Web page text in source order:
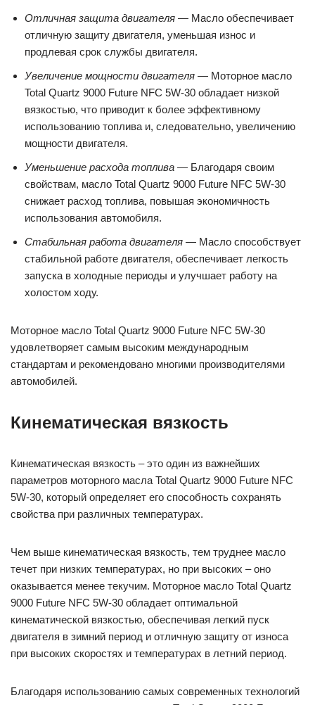
Отличная защита двигателя — Масло обеспечивает
отличную защиту двигателя, уменьшая износ и
продлевая срок службы двигателя.
Увеличение мощности двигателя — Моторное масло
Total Quartz 9000 Future NFC 5W-30 обладает низкой
вязкостью, что приводит к более эффективному
использованию топлива и, следовательно, увеличению
мощности двигателя.
Уменьшение расхода топлива — Благодаря своим
свойствам, масло Total Quartz 9000 Future NFC 5W-30
снижает расход топлива, повышая экономичность
использования автомобиля.
Стабильная работа двигателя — Масло способствует
стабильной работе двигателя, обеспечивает легкость
запуска в холодные периоды и улучшает работу на
холостом ходу.
Моторное масло Total Quartz 9000 Future NFC 5W-30
удовлетворяет самым высоким международным
стандартам и рекомендовано многими производителями
автомобилей.
Кинематическая вязкость
Кинематическая вязкость – это один из важнейших
параметров моторного масла Total Quartz 9000 Future NFC
5W-30, который определяет его способность сохранять
свойства при различных температурах.
Чем выше кинематическая вязкость, тем труднее масло
течет при низких температурах, но при высоких – оно
оказывается менее текучим. Моторное масло Total Quartz
9000 Future NFC 5W-30 обладает оптимальной
кинематической вязкостью, обеспечивая легкий пуск
двигателя в зимний период и отличную защиту от износа
при высоких скоростях и температурах в летний период.
Благодаря использованию самых современных технологий